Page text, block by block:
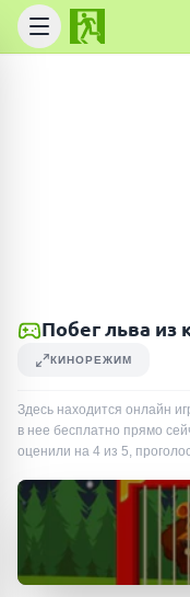
Побег льва из
КИНОРЕЖИМ
Здесь находится онлайн
в нее бесплатно прямо
оценили на 4 из 5,